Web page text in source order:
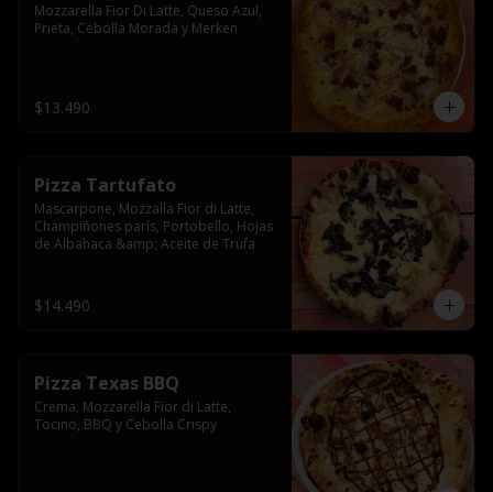
Mozzarella Fior Di Latte, Queso Azul,
Prieta, Cebolla Morada y Merken
$13.490
Pizza Tartufato
Mascarpone, Mozzalla Fior di Latte,
Champiñones parís, Portobello, Hojas
de Albahaca &amp; Aceite de Trufa
$14.490
Pizza Texas BBQ
Crema, Mozzarella Fior di Latte,
Tocino, BBQ y Cebolla Crispy